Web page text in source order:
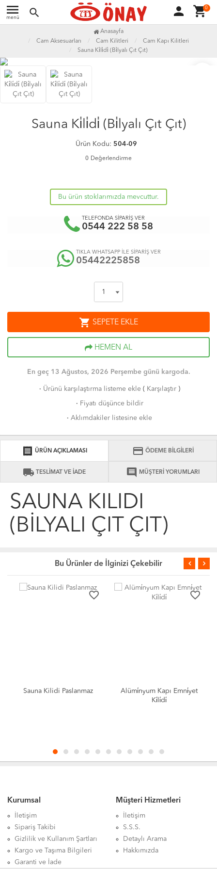
menu
menü search person shopping_cart0
Anasayfa
Cam Aksesuarları
Cam Kilitleri
Cam Kapı Kilitleri
Sauna Ki̇li̇di̇ (Bi̇lyalı Çıt Çıt)
Sauna Ki̇li̇di̇ (Bi̇lyalı Çıt Çıt)
Ürün Kodu: 504-09
0 Değerlendirme
Bu ürün stoklarımızda mevcuttur.
TELEFONDA SİPARİŞ VER
0544 222 58 58
TIKLA WHATSAPP İLE SİPARİŞ VER
05442225858
shopping_cart SEPETE EKLE
HEMEN AL
En geç 13 Ağustos, 2026 Perşembe günü kargoda.
· Ürünü karşılaştırma listeme ekle( Karşılaştır)
· Fiyatı düşünce bildir
· Aklımdakiler listesine ekle
receipt ÜRÜN AÇIKLAMASI credit_card ÖDEME BİLGİLERİ
local_shipping TESLİMAT VE İADE comment MÜŞTERİ YORUMLARI
SAUNA KİLİDİ
(BİLYALI ÇIT ÇIT)
Bu Ürünler de İlginizi Çekebilir
favorite_border
Sauna Kilidi Paslanmaz
favorite_border
Alümi̇nyum Kapı Emni̇yet
Ki̇li̇di̇
Kurumsal
İletişim
Sipariş Takibi
Gizlilik ve Kullanım Şartları
Kargo ve Taşıma Bilgileri
Garanti ve İade
Müşteri Hizmetleri
İletişim
S.S.S.
Detaylı Arama
Hakkımızda